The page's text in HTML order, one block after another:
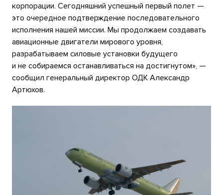
корпорации. Сегодняшний успешный первый полет —
это очередное подтверждение последовательного
исполнения нашей миссии. Мы продолжаем создавать
авиационные двигатели мирового уровня,
разрабатываем силовые установки будущего
и не собираемся останавливаться на достигнутом», —
сообщил генеральный директор ОДК Александр
Артюхов.